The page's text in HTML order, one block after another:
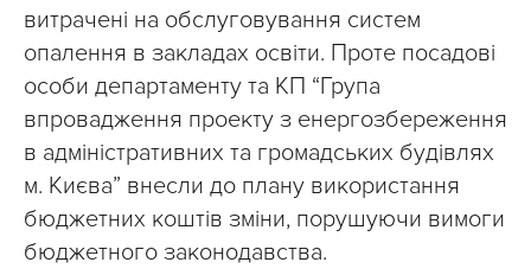
витрачені на обслуговування систем
опалення в закладах освіти. Проте посадові
особи департаменту та КП “Група
впровадження проекту з енергозбереження
в адміністративних та громадських будівлях
м. Києва” внесли до плану використання
бюджетних коштів зміни, порушуючи вимоги
бюджетного законодавства.